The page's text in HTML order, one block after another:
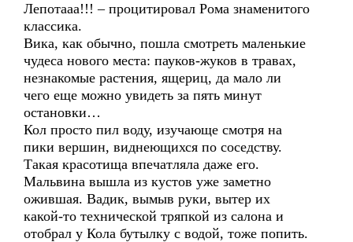
Лепотааа!!! – процитировал Рома знаменитого
классика.
Вика, как обычно, пошла смотреть маленькие
чудеса нового места: пауков-жуков в травах,
незнакомые растения, ящериц, да мало ли
чего еще можно увидеть за пять минут
остановки…
Кол просто пил воду, изучающе смотря на
пики вершин, виднеющихся по соседству.
Такая красотища впечатляла даже его.
Мальвина вышла из кустов уже заметно
ожившая. Вадик, вымыв руки, вытер их
какой-то технической тряпкой из салона и
отобрал у Кола бутылку с водой, тоже попить.